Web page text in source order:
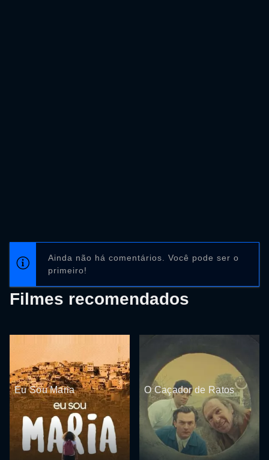
Ainda não há comentários. Você pode ser o
primeiro!
Filmes recomendados
Eu Sou Maria O Caçador de Ratos